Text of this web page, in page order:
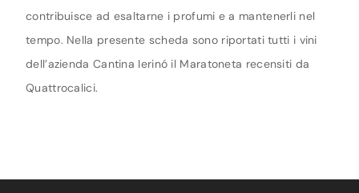
contribuisce ad esaltarne i profumi e a mantenerli nel
tempo. Nella presente scheda sono riportati tutti i vini
dell’azienda Cantina Ierinó il Maratoneta recensiti da
Quattrocalici.